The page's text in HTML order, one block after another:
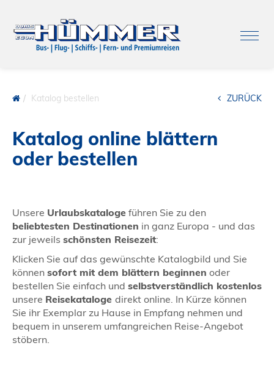
Katalog bestellen ZURÜCK
Katalog online blättern
oder bestellen
Unsere Urlaubskataloge führen Sie zu den
beliebtesten Destinationen in ganz Europa - und das
zur jeweils schönsten Reisezeit:
Klicken Sie auf das gewünschte Katalogbild und Sie
können sofort mit dem blättern beginnen oder
bestellen Sie einfach und selbstverständlich kostenlos
unsere Reisekataloge direkt online. In Kürze können
Sie ihr Exemplar zu Hause in Empfang nehmen und
bequem in unserem umfangreichen Reise-Angebot
stöbern.